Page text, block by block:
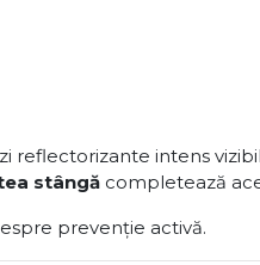
reflectorizante intens
stângă completează
prevenție activă.